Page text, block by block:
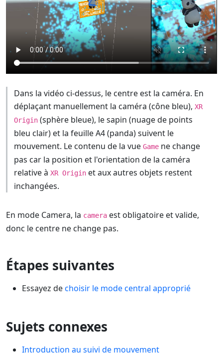
Dans la vidéo ci-dessus, le centre est la caméra. En
déplaçant manuellement la caméra (cône bleu), XR
Origin(sphère bleue), le sapin (nuage de points
bleu clair) et la feuille A4 (panda) suivent le
mouvement. Le contenu de la vue Gamene change
pas car la position et l'orientation de la caméra
relative à XR Originet aux autres objets restent
inchangées.
En mode Camera, la camera est obligatoire et valide,
donc le centre ne change pas.
Étapes suivantes
Essayez dechoisir le mode central approprié
Sujets connexes
Introduction au suivi de mouvement